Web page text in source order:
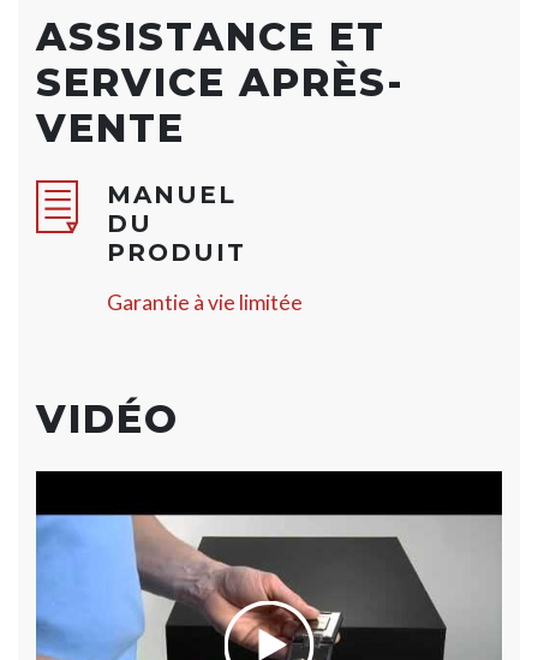
ASSISTANCE ET
SERVICE APRÈS-
VENTE
MANUEL
DU
PRODUIT
Garantie à vie limitée
VIDÉO